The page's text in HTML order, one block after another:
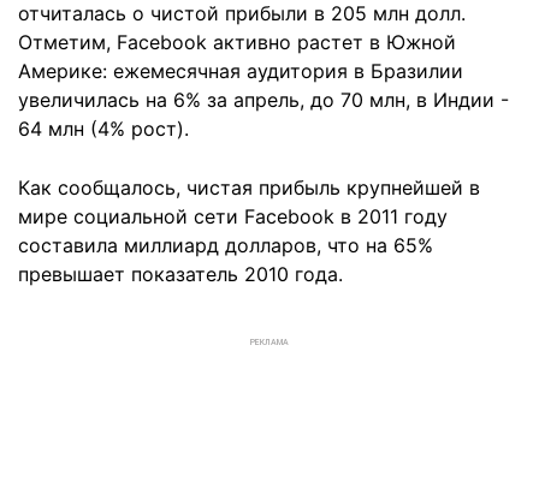
отчиталась о чистой прибыли в 205 млн долл.
Отметим, Facebook активно растет в Южной
Америке: ежемесячная аудитория в Бразилии
увеличилась на 6% за апрель, до 70 млн, в Индии -
64 млн (4% рост).
Как сообщалось, чистая прибыль крупнейшей в
мире социальной сети Facebook в 2011 году
составила миллиард долларов, что на 65%
превышает показатель 2010 года.
РЕКЛАМА